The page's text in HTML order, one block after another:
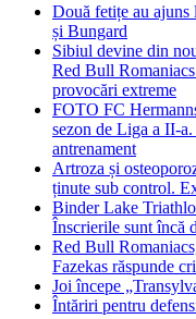
Două fetițe au ajuns
și Bungard
Sibiul devine din
Red Bull
provocări extreme
FOTO FC
sezon de Liga a II-
antrenament
Artroza și
ținute sub control.
Binder Lake
Înscrierile sunt încă
Red Bull
Fazekas răspunde
Joi începe
Întăriri pentru